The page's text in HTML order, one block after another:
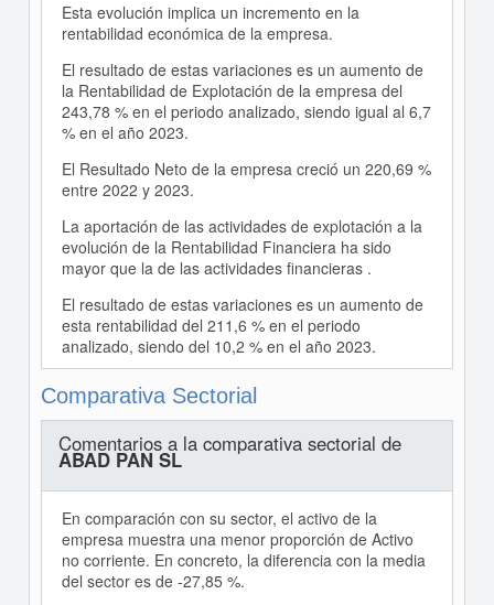
Esta evolución implica un incremento en la
rentabilidad económica de la empresa.
El resultado de estas variaciones es un aumento de
la Rentabilidad de Explotación de la empresa del
243,78 % en el periodo analizado, siendo igual al 6,7
% en el año 2023.
El Resultado Neto de la empresa creció un 220,69 %
entre 2022 y 2023.
La aportación de las actividades de explotación a la
evolución de la Rentabilidad Financiera ha sido
mayor que la de las actividades financieras .
El resultado de estas variaciones es un aumento de
esta rentabilidad del 211,6 % en el periodo
analizado, siendo del 10,2 % en el año 2023.
Comparativa Sectorial
Comentarios a la comparativa sectorial de
ABAD PAN SL
En comparación con su sector, el activo de la
empresa muestra una menor proporción de Activo
no corriente. En concreto, la diferencia con la media
del sector es de -27,85 %.